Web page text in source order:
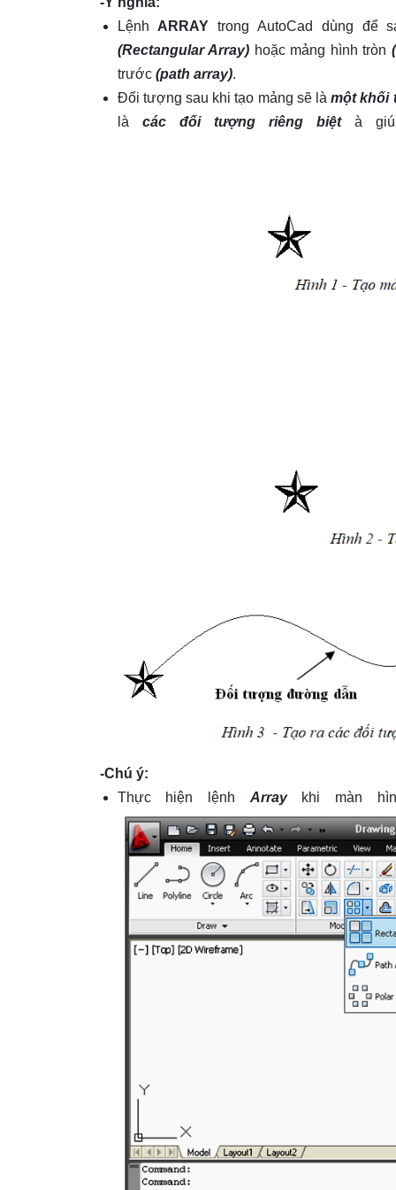
Lệnh ARRAYtrong AutoCad dùng để
(Rectangular Array) hoặc mảng hình tròn
trước (path array).
Đối tượng sau khi tạo mảng sẽ làmột khối
là các đối tượng riêng biệtà
-Chú ý:
Thực hiện lệnh Arraykhi màn